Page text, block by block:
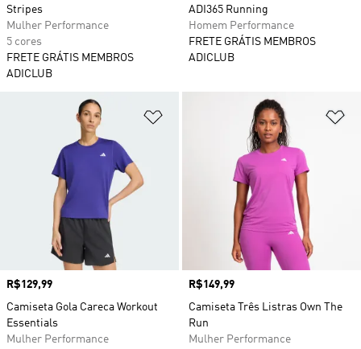
Stripes
Mulher Performance
5 cores
FRETE GRÁTIS MEMBROS
ADICLUB
ADI365 Running
Homem Performance
FRETE GRÁTIS MEMBROS
ADICLUB
Adicionar à Lista de Desejos
Preço
R$129,99
Camiseta Gola Careca Workout
Essentials
Mulher Performance
Preço
R$149,99
Camiseta Três Listras Own The
Run
Mulher Performance